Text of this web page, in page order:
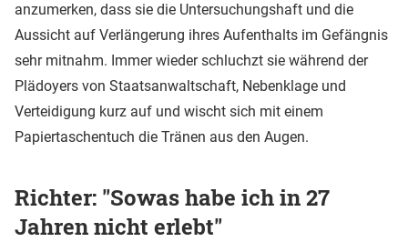
anzumerken, dass sie die Untersuchungshaft und die
Aussicht auf Verlängerung ihres Aufenthalts im Gefängnis
sehr mitnahm. Immer wieder schluchzt sie während der
Plädoyers von Staatsanwaltschaft, Nebenklage und
Verteidigung kurz auf und wischt sich mit einem
Papiertaschentuch die Tränen aus den Augen.
Richter: "Sowas habe ich in 27
Jahren nicht erlebt"